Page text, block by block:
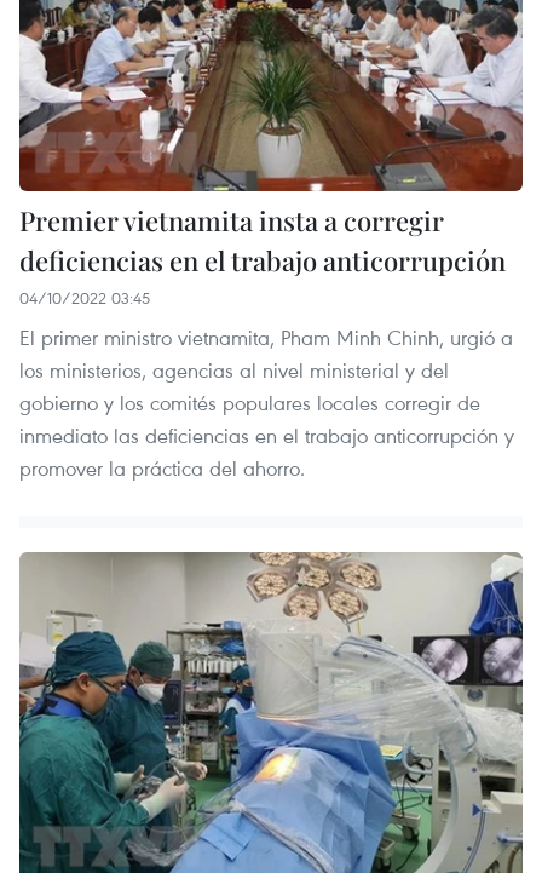
Premier vietnamita insta a corregir
deficiencias en el trabajo anticorrupción
04/10/2022 03:45
El primer ministro vietnamita, Pham Minh Chinh, urgió a
los ministerios, agencias al nivel ministerial y del
gobierno y los comités populares locales corregir de
inmediato las deficiencias en el trabajo anticorrupción y
promover la práctica del ahorro.